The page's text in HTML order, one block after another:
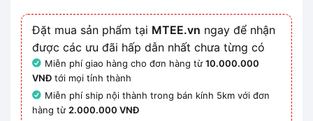
Đặt mua sản phẩm tại MTEE.vn ngay để nhận
được các ưu đãi hấp dẫn nhất chưa từng có
Miễn phí giao hàng cho đơn hàng từ10.000.000
VNĐ tới mọi tỉnh thành
Miễn phí ship nội thành trong bán kính 5km với đơn
hàng từ2.000.000 VNĐ